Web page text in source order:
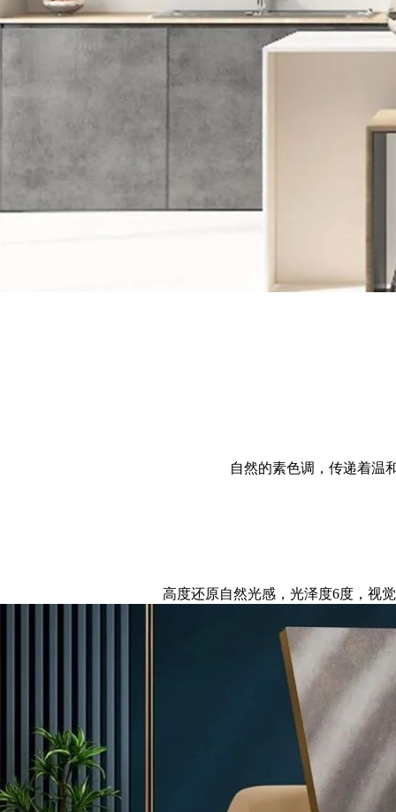
自然的素色调，传递着温
高度还原自然光感，光泽度6度，视